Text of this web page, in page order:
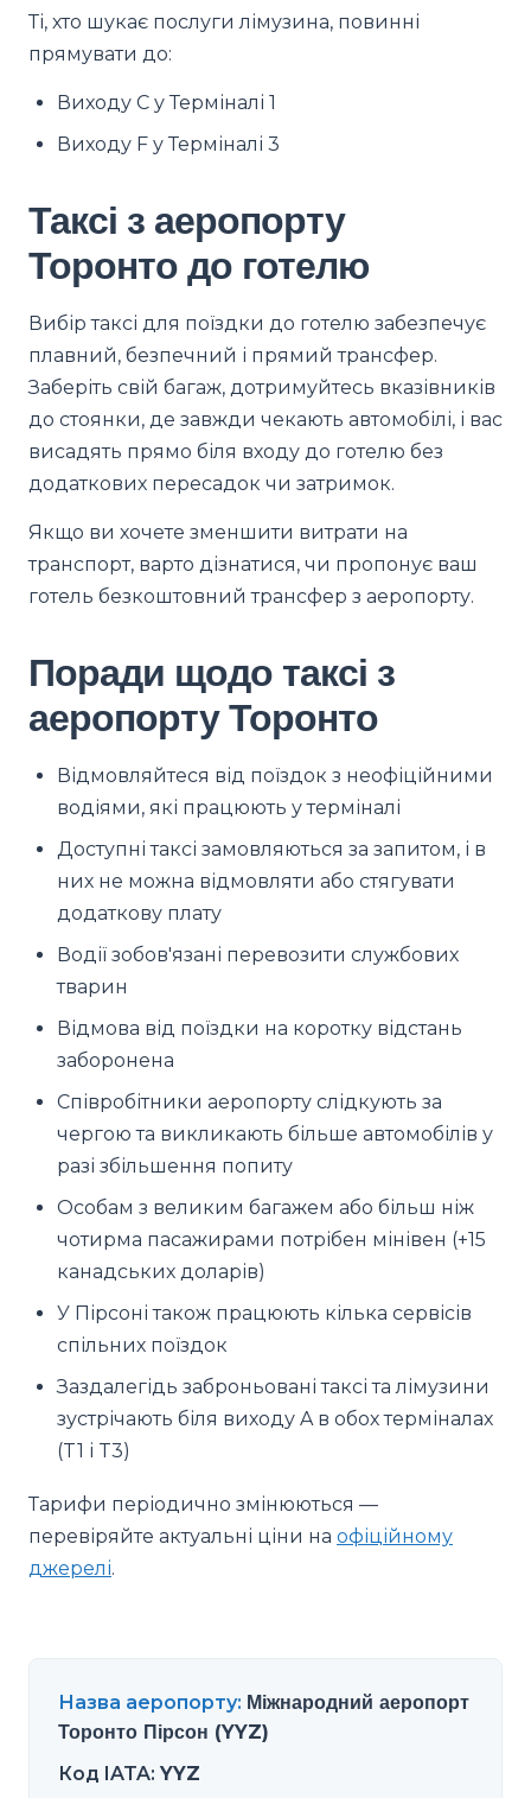
Ті, хто шукає послуги лімузина, повинні
прямувати до:
Виходу C у Терміналі 1
Виходу F у Терміналі 3
Таксі з аеропорту
Торонто до готелю
Вибір таксі для поїздки до готелю забезпечує
плавний, безпечний і прямий трансфер.
Заберіть свій багаж, дотримуйтесь вказівників
до стоянки, де завжди чекають автомобілі, і вас
висадять прямо біля входу до готелю без
додаткових пересадок чи затримок.
Якщо ви хочете зменшити витрати на
транспорт, варто дізнатися, чи пропонує ваш
готель безкоштовний трансфер з аеропорту.
Поради щодо таксі з
аеропорту Торонто
Відмовляйтеся від поїздок з неофіційними
водіями, які працюють у терміналі
Доступні таксі замовляються за запитом, і в
них не можна відмовляти або стягувати
додаткову плату
Водії зобов'язані перевозити службових
тварин
Відмова від поїздки на коротку відстань
заборонена
Співробітники аеропорту слідкують за
чергою та викликають більше автомобілів у
разі збільшення попиту
Особам з великим багажем або більш ніж
чотирма пасажирами потрібен мінівен (+15
канадських доларів)
У Пірсоні також працюють кілька сервісів
спільних поїздок
Заздалегідь заброньовані таксі та лімузини
зустрічають біля виходу A в обох терміналах
(T1 і T3)
Тарифи періодично змінюються —
перевіряйте актуальні ціни на офіційному
джерелі.
Назва аеропорту: Міжнародний аеропорт
Торонто Пірсон (YYZ)
Код IATA: YYZ